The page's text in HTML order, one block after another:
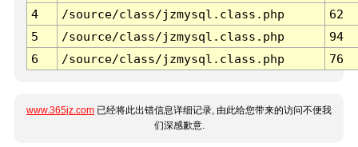
4
/source/class/jzmysql.class.php
62
5
/source/class/jzmysql.class.php
94
6
/source/class/jzmysql.class.php 76
www.365jz.com 已经将此出错信息详细记录, 由此给您带来的访问不便我
们深感歉意.